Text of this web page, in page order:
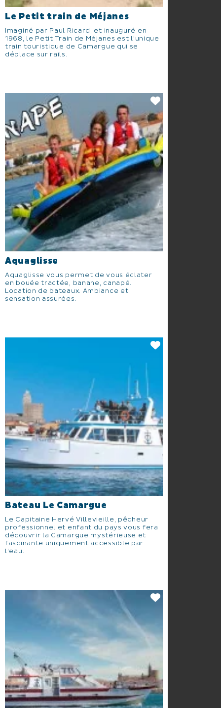
Le Petit train de Méjanes
Imaginé par Paul Ricard, et inauguré en
1968, le Petit Train de Méjanes est l’unique
train touristique de Camargue qui se
déplace sur rails.
Aquaglisse
Aquaglisse vous permet de vous éclater
en bouée tractée, banane, canapé.
Location de bateaux. Ambiance et
sensation assurées.
Bateau Le Camargue
Le Capitaine Hervé Villevieille, pêcheur
professionnel et enfant du pays vous fera
découvrir la Camargue mystérieuse et
fascinante uniquement accessible par
l’eau.